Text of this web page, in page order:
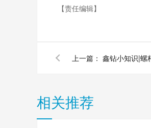
【责任编辑】
上一篇：
相关推荐